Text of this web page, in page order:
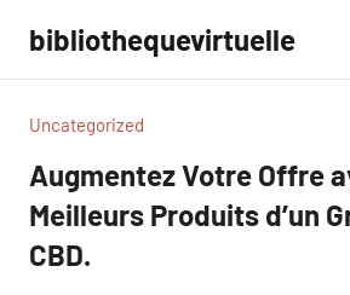
contenu
bibliothequevirtuelle
Uncategorized
Augmentez Votre Offre
Meilleurs Produits d’un
CBD.